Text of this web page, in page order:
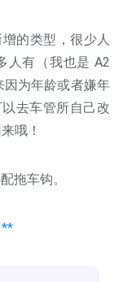
的类型，很少人
人有（我也是 A2
为年龄或者嫌年
去车管所自己改
哦！
拖车钩。